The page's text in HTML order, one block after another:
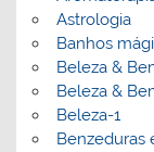
Astrologia
Banhos
Beleza &
Beleza &
Beleza-1
Benzeduras